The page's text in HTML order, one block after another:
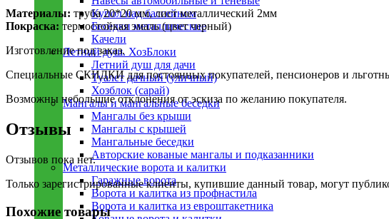
Купол над бассейном
Беседки металлическиe
Качели
Летний душ. ХозБлоки
Летний душ для дачи
Туалет дачный (уличный)
Хозблок (сарай)
Мангалы и мангальные беседки
Мангалы без крыши
Мангалы с крышей
Мангальные беседки
Авторские кованые мангалы и подказанники
Металлическиe ворота и калитки
Гаражные ворота
Ворота и калитка из профнастила
Ворота и калитка из евроштакетника
Материалы: труба 20*20 мм, лист металлический 2мм
Покраска: термостойкая эмаль (цвет черный)
Изготовление под заказ.
Специальные СКИДКИ для постоянных покупателей, пенсионеров и
Возможны небольшие отклонения от эскиза по желанию покупателя.
Отзывы
Отзывов пока нет.
Только зарегистрированные клиенты, купившие данный товар, могут
Похожие товары